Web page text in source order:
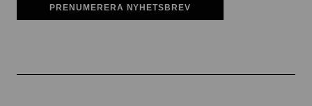
PRENUMERERA NYHETSBREV